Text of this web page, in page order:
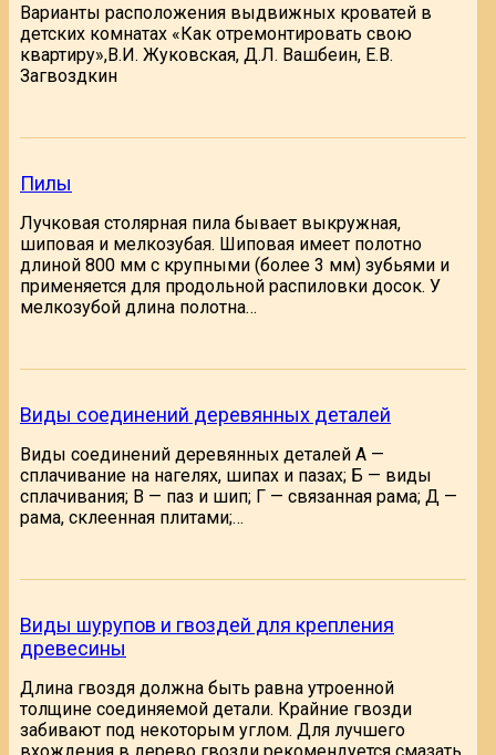
Варианты расположения выдвижных кроватей в
детских комнатах «Как отремонтировать свою
квартиру»,В.И. Жуковская, Д.Л. Вашбеин, Е.В.
Загвоздкин
Пилы
Лучковая столярная пила бывает выкружная,
шиповая и мелкозубая. Шиповая имеет полотно
длиной 800 мм с крупными (более 3 мм) зубьями и
применяется для продольной распиловки досок. У
мелкозубой длина полотна…
Виды соединений деревянных деталей
Виды соединений деревянных деталей А —
сплачивание на нагелях, шипах и пазах; Б — виды
сплачивания; В — паз и шип; Г — связанная рама; Д —
рама, склеенная плитами;…
Виды шурупов и гвоздей для крепления
древесины
Длина гвоздя должна быть равна утроенной
толщине соединяемой детали. Крайние гвозди
забивают под некоторым углом. Для лучшего